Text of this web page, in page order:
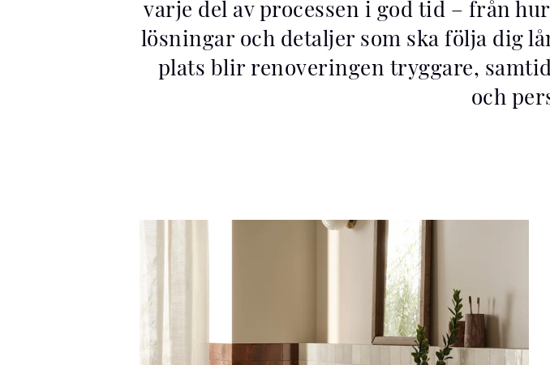
varje del av processen i god tid – från
lösningar och detaljer som ska följa dig
plats blir renoveringen tryggare,
och